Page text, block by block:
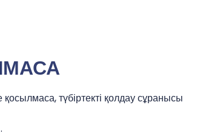
қосылмаса, түбіртекті қолдау сұранысы